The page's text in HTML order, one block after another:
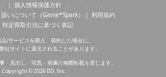
個人情報保護方針
いについて（Game*Spark）
利用規約
特定商取引法に基づく表記
/サービスを購入、契約した場合に、
社サイトに還元されることがあります。
・見出し・写真・画像の無断転載を禁じます。
Copyright © 2026 IID, Inc.